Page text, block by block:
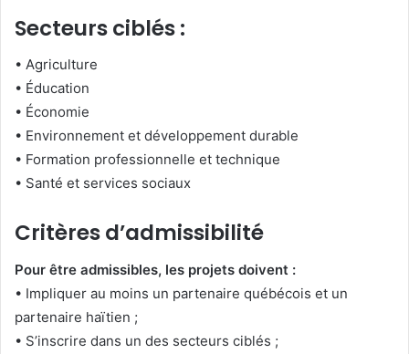
Secteurs ciblés :
• Agriculture
• Éducation
• Économie
• Environnement et développement durable
• Formation professionnelle et technique
• Santé et services sociaux
Critères d’admissibilité
Pour être admissibles, les projets doivent :
• Impliquer au moins un partenaire québécois et un
partenaire haïtien ;
• S’inscrire dans un des secteurs ciblés ;